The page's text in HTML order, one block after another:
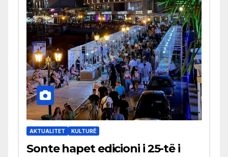
AKTUALITET KULTURË
Sonte hapet edicioni i 25-të i